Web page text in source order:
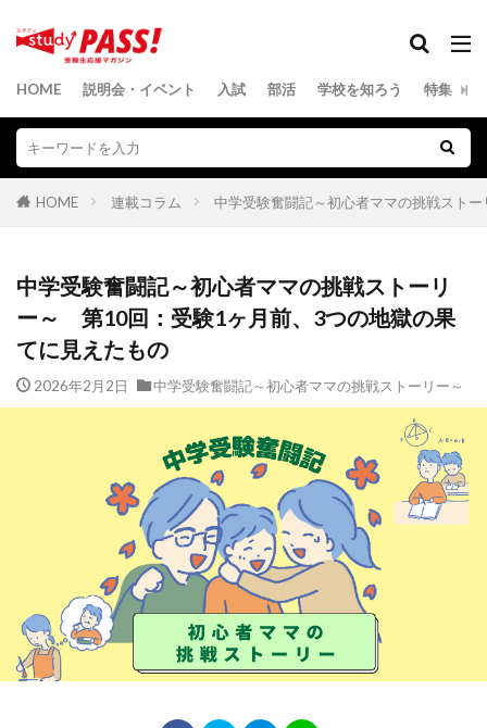
HOME 説明会・イベント 入試 部活 学校を知ろう 特集
HOME 連載コラム 中学受験奮闘記～初心者ママの挑戦ストー
中学受験奮闘記～初心者ママの挑戦ストーリ
ー～ 第10回：受験1ヶ月前、3つの地獄の果
てに見えたもの
2026年2月2日 中学受験奮闘記～初心者ママの挑戦ストーリー～